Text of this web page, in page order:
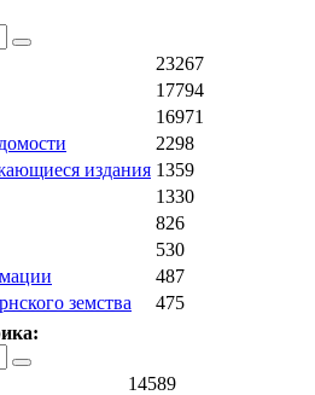
23267
17794
16971
2298
издания 1359
1330
826
530
487
земства
475
14589